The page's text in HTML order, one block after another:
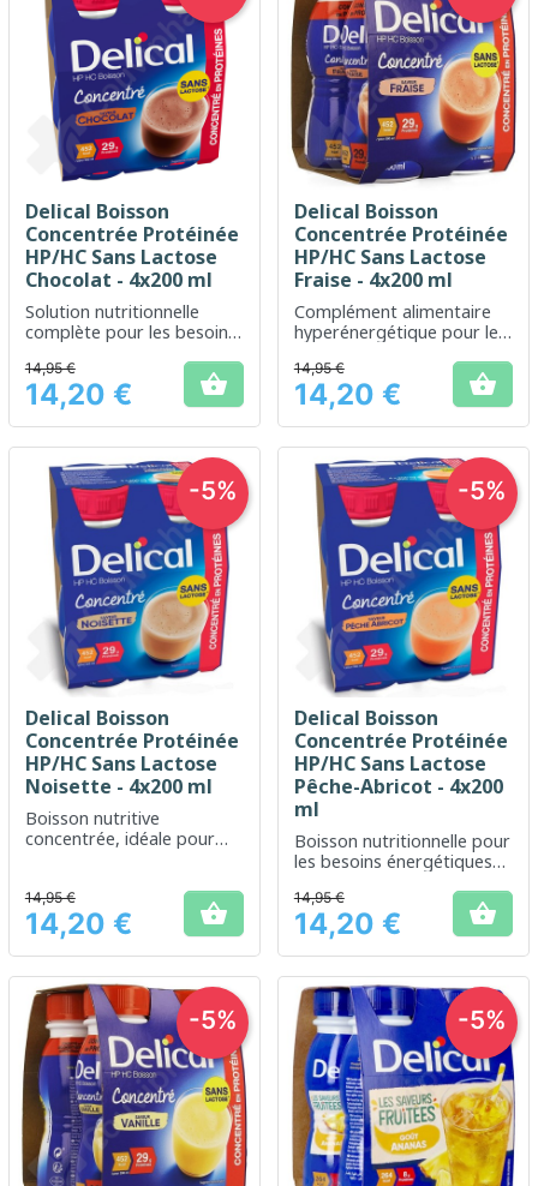
Delical Boisson
Concentrée Protéinée
HP/HC Sans Lactose
Chocolat - 4x200 ml
Solution nutritionnelle
complète pour les besoins
Prix
14,95 €
14,20 € 
Delical Boisson
Concentrée Protéinée
HP/HC Sans Lactose
Fraise - 4x200 ml
Complément alimentaire
hyperénergétique pour les
accrus
Prix
14,95 €
14,20 € 
Delical Boisson
Concentrée Protéinée
HP/HC Sans Lactose
Noisette - 4x200 ml
Boisson nutritive
concentrée, idéale pour
Prix
14,95 €
14,20 € 
-5%
Delical Boisson
Concentrée Protéinée
HP/HC Sans Lactose
Pêche-Abricot - 4x200
ml
Boisson nutritionnelle pour
les besoins énergétiques
Prix
14,95 €
14,20 € 
-5%
-5% -5%